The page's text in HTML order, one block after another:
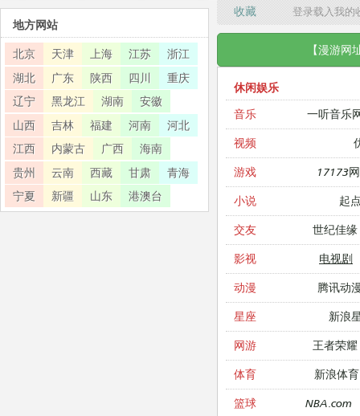
收藏 登录载入我
【漫游网
休闲娱乐
音乐
一听音乐
视频
游戏 17173
小说 起
交友 世纪佳缘
影视 电视剧
动漫 腾讯动
星座 新浪
网游 王者荣耀
体育 新浪体育
篮球 NBA.com
地方网站
北京 天津 上海 江苏
浙江
湖北
广东 陕西 四川
重庆
辽宁
黑龙江 湖南
安徽
山西
吉林 福建 河南
河北
江西
内蒙古 广西
海南
贵州
云南 西藏 甘肃
青海
宁夏
新疆 山东 港澳台